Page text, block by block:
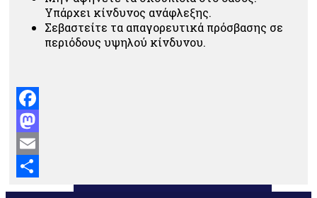
Υπάρχει κίνδυνος ανάφλεξης.
Σεβαστείτε τα απαγορευτικά πρόσβασης σε
περιόδους υψηλού κίνδυνου.
Facebook
Mastodon
Email
Μοιραστείτε